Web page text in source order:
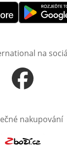
okně
Otevře v
na
Otevře v
nakupování